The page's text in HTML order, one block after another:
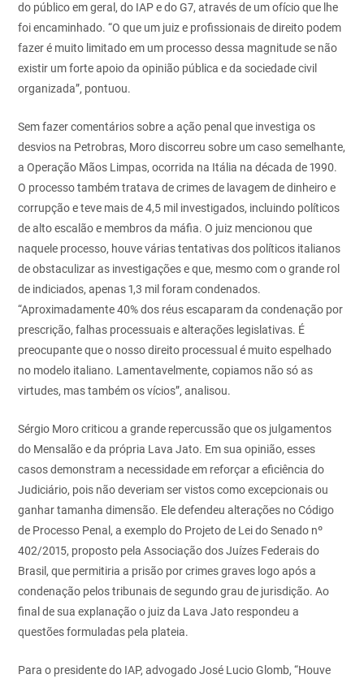
do público em geral, do IAP e do G7, através de um ofício que lhe
foi encaminhado. “O que um juiz e profissionais de direito podem
fazer é muito limitado em um processo dessa magnitude se não
existir um forte apoio da opinião pública e da sociedade civil
organizada”, pontuou.
Sem fazer comentários sobre a ação penal que investiga os
desvios na Petrobras, Moro discorreu sobre um caso semelhante,
a Operação Mãos Limpas, ocorrida na Itália na década de 1990.
O processo também tratava de crimes de lavagem de dinheiro e
corrupção e teve mais de 4,5 mil investigados, incluindo políticos
de alto escalão e membros da máfia. O juiz mencionou que
naquele processo, houve várias tentativas dos políticos italianos
de obstaculizar as investigações e que, mesmo com o grande rol
de indiciados, apenas 1,3 mil foram condenados.
“Aproximadamente 40% dos réus escaparam da condenação por
prescrição, falhas processuais e alterações legislativas. É
preocupante que o nosso direito processual é muito espelhado
no modelo italiano. Lamentavelmente, copiamos não só as
virtudes, mas também os vícios”, analisou.
Sérgio Moro criticou a grande repercussão que os julgamentos
do Mensalão e da própria Lava Jato. Em sua opinião, esses
casos demonstram a necessidade em reforçar a eficiência do
Judiciário, pois não deveriam ser vistos como excepcionais ou
ganhar tamanha dimensão. Ele defendeu alterações no Código
de Processo Penal, a exemplo do Projeto de Lei do Senado nº
402/2015, proposto pela Associação dos Juízes Federais do
Brasil, que permitiria a prisão por crimes graves logo após a
condenação pelos tribunais de segundo grau de jurisdição. Ao
final de sua explanação o juiz da Lava Jato respondeu a
questões formuladas pela plateia.
Para o presidente do IAP, advogado José Lucio Glomb, “Houve